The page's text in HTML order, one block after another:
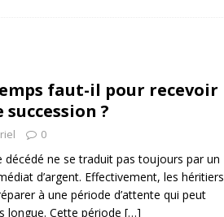
mail en toute sécurité ? QUOTIDIEN
faut-il pour recevoir
succession ?
0
décédé ne se traduit pas toujours par un
d’argent. Effectivement, les héritiers
à une période d’attente qui peut
longue. Cette période […]